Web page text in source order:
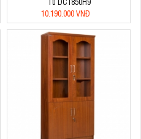
10.190.000 VNĐ